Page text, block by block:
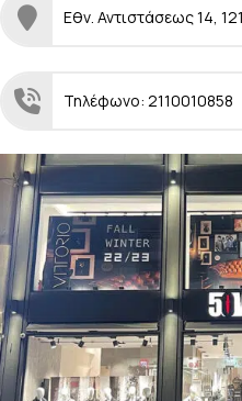
Εθν. Αντιστάσεως 14,
Τηλέφωνο: 2110010858